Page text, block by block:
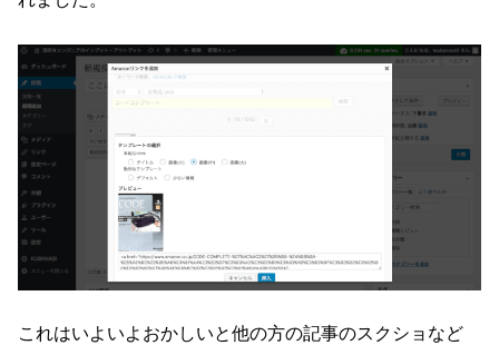
これはいよいよおかしいと他の方の記事のスクショなど